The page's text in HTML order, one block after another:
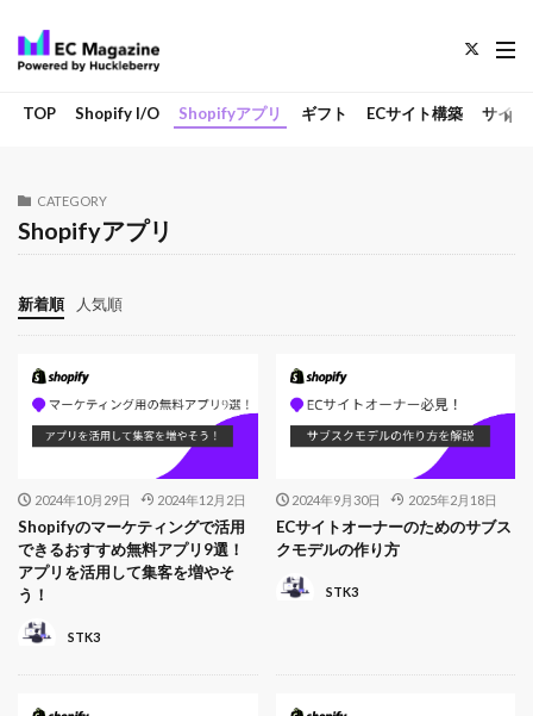
TOP Shopify I/O Shopifyアプリ ギフト ECサイト構築 サイト
CATEGORY
Shopifyアプリ
新着順 人気順
2024年10月29日 2024年12月2日
Shopifyのマーケティングで活用
できるおすすめ無料アプリ9選！
アプリを活用して集客を増やそ
う！
STK3
2024年9月30日 2025年2月18日
ECサイトオーナーのためのサブス
クモデルの作り方
STK3